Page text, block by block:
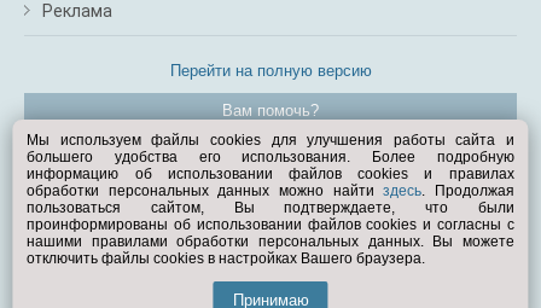
Реклама
Перейти на полную версию
Вам помочь?
© Exist.ru 1998—2026
Мы используем файлы cookies для улучшения работы сайта и
большего удобства его использования. Более подробную
информацию об использовании файлов cookies и правилах
обработки персональных данных можно найтиздесь. Продолжая
пользоваться сайтом, Вы подтверждаете, что были
проинформированы об использовании файлов cookies и согласны с
нашими правилами обработки персональных данных. Вы можете
отключить файлы cookies в настройках Вашего браузера.
Принимаю